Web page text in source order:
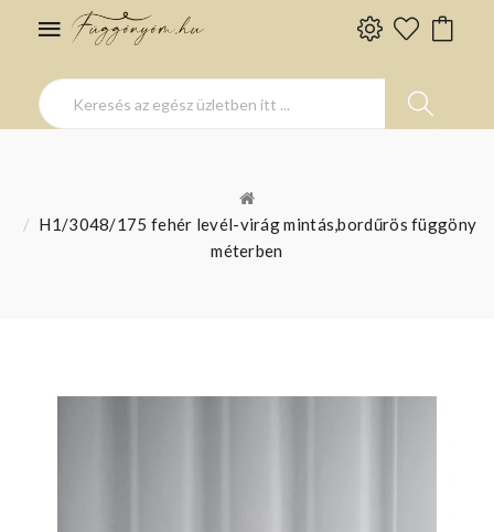
H1/3048/175 fehér levél-virág mintás,bordűrös függöny
méterben